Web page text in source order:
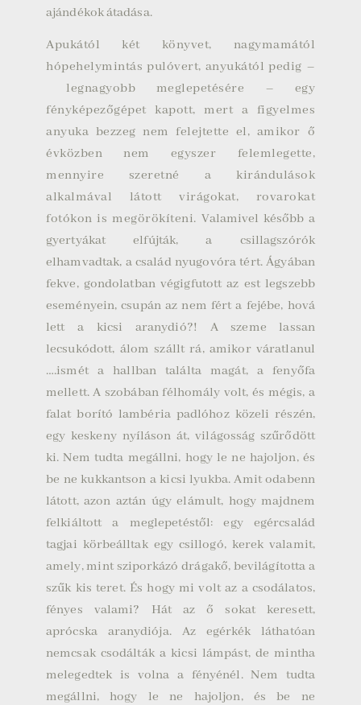
ajándékok átadása.
Apukától két könyvet, nagymamától
hópehelymintás pulóvert, anyukától pedig –
legnagyobb meglepetésére – egy
fényképezőgépet kapott, mert a figyelmes
anyuka bezzeg nem felejtette el, amikor ő
évközben nem egyszer felemlegette,
mennyire szeretné a kirándulások
alkalmával látott virágokat, rovarokat
fotókon is megörökíteni. Valamivel később a
gyertyákat elfújták, a csillagszórók
elhamvadtak, a család nyugovóra tért. Ágyában
fekve, gondolatban végigfutott az est legszebb
eseményein, csupán az nem fért a fejébe, hová
lett a kicsi aranydió?! A szeme lassan
lecsukódott, álom szállt rá, amikor váratlanul
….ismét a hallban találta magát, a fenyőfa
mellett. A szobában félhomály volt, és mégis, a
falat borító lambéria padlóhoz közeli részén,
egy keskeny nyíláson át, világosság szűrődött
ki. Nem tudta megállni, hogy le ne hajoljon, és
be ne kukkantson a kicsi lyukba. Amit odabenn
látott, azon aztán úgy elámult, hogy majdnem
felkiáltott a meglepetéstől: egy egércsalád
tagjai körbeálltak egy csillogó, kerek valamit,
amely, mint sziporkázó drágakő, bevilágította a
szűk kis teret. És hogy mi volt az a csodálatos,
fényes valami? Hát az ő sokat keresett,
aprócska aranydiója. Az egérkék láthatóan
nemcsak csodálták a kicsi lámpást, de mintha
melegedtek is volna a fényénél.Nem tudta
megállni, hogy le ne hajoljon, és be ne